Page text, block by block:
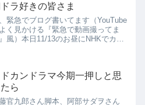
ラ好きの皆さま
緊急でブログ書いてます（YouTube
く見かける『緊急で動画撮ってま
風）本日11/13のお昼にNHKでカム
皆さまに来週か...
カンドラマ今期一押しと思
ら
官九郎さん脚本、阿部サダヲさん